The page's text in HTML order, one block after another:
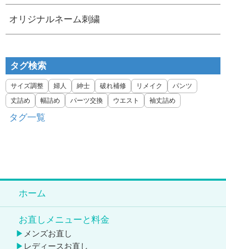
オリジナルネーム刺繍
タグ検索
サイズ調整 婦人 紳士 破れ補修 リメイク
パンツ
丈詰め
幅詰め パーツ交換 ウエスト 袖丈詰め
タグ一覧
ホーム
お直しメニューと料金
メンズお直し
レディースお直し